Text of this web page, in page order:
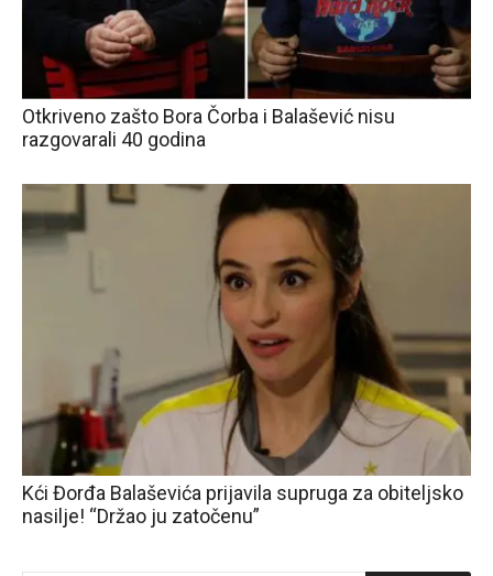
Otkriveno zašto Bora Čorba i Balašević nisu
razgovarali 40 godina
Kći Đorđa Balaševića prijavila supruga za obiteljsko
nasilje! “Držao ju zatočenu”